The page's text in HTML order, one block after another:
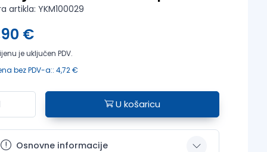
artikla: YKM100029
€
je uključen PDV.
bez PDV-a:: 4,72 €
U košaricu
Osnovne informacije